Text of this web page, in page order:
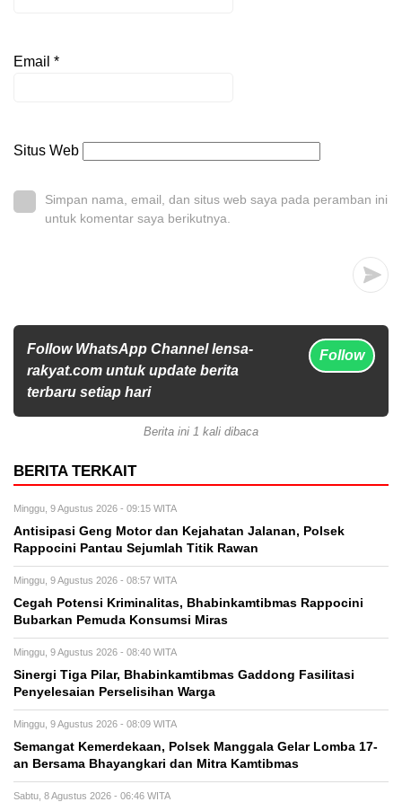
Email *
Situs Web
Simpan nama, email, dan situs web saya pada peramban ini
untuk komentar saya berikutnya.
Follow WhatsApp Channel lensa-
rakyat.com untuk update berita
terbaru setiap hari
Follow
Berita ini 1 kali dibaca
BERITA TERKAIT
Minggu, 9 Agustus 2026 - 09:15 WITA
Antisipasi Geng Motor dan Kejahatan Jalanan, Polsek
Rappocini Pantau Sejumlah Titik Rawan
Minggu, 9 Agustus 2026 - 08:57 WITA
Cegah Potensi Kriminalitas, Bhabinkamtibmas Rappocini
Bubarkan Pemuda Konsumsi Miras
Minggu, 9 Agustus 2026 - 08:40 WITA
Sinergi Tiga Pilar, Bhabinkamtibmas Gaddong Fasilitasi
Penyelesaian Perselisihan Warga
Minggu, 9 Agustus 2026 - 08:09 WITA
Semangat Kemerdekaan, Polsek Manggala Gelar Lomba 17-
an Bersama Bhayangkari dan Mitra Kamtibmas
Sabtu, 8 Agustus 2026 - 06:46 WITA